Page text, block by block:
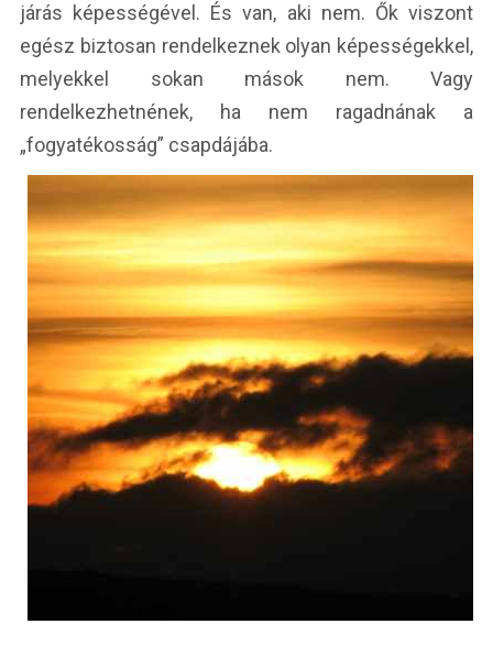
járás képességével. És van, aki nem. Ők viszont
egész biztosan rendelkeznek olyan képességekkel,
melyekkel sokan mások nem. Vagy
rendelkezhetnének, ha nem ragadnának a
„fogyatékosság” csapdájába.